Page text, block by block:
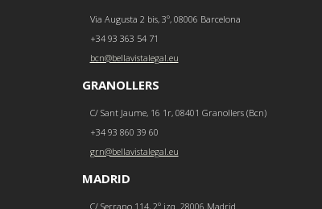
Via Augusta 2 bis, 3º, 08006 Barcelona
+34 93 363 54 71
bcn@bellavistalegal.eu
GRANOLLERS
C/ Sant Jaume, 16 1r, 08401 Granollers (Bcn)
+34 93 860 39 60
grn@bellavistalegal.eu
MADRID
C/ Serrano 114, 2º izq. 28006 Madrid.